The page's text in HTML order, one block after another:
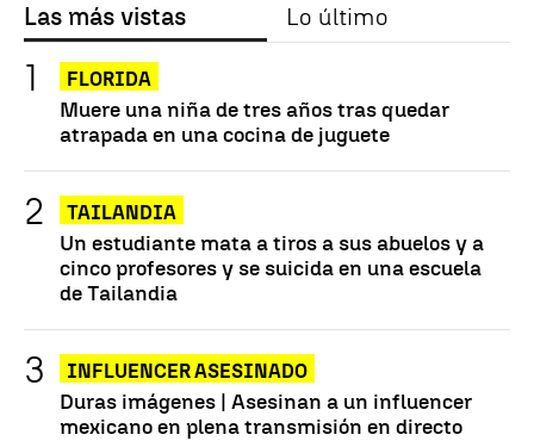
Las más vistas Lo último
FLORIDA
Muere una niña de tres años tras quedar
atrapada en una cocina de juguete
TAILANDIA
Un estudiante mata a tiros a sus abuelos y a
cinco profesores y se suicida en una escuela
de Tailandia
INFLUENCER ASESINADO
Duras imágenes | Asesinan a un influencer
mexicano en plena transmisión en directo